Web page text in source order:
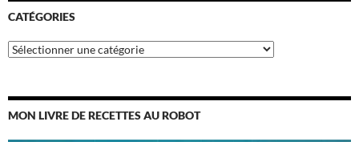
CATÉGORIES
Catégories
MON LIVRE DE RECETTES AU ROBOT